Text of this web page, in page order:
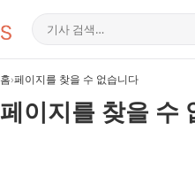
홈›페이지를 찾을 수 없습니다
페이지를 찾을 수